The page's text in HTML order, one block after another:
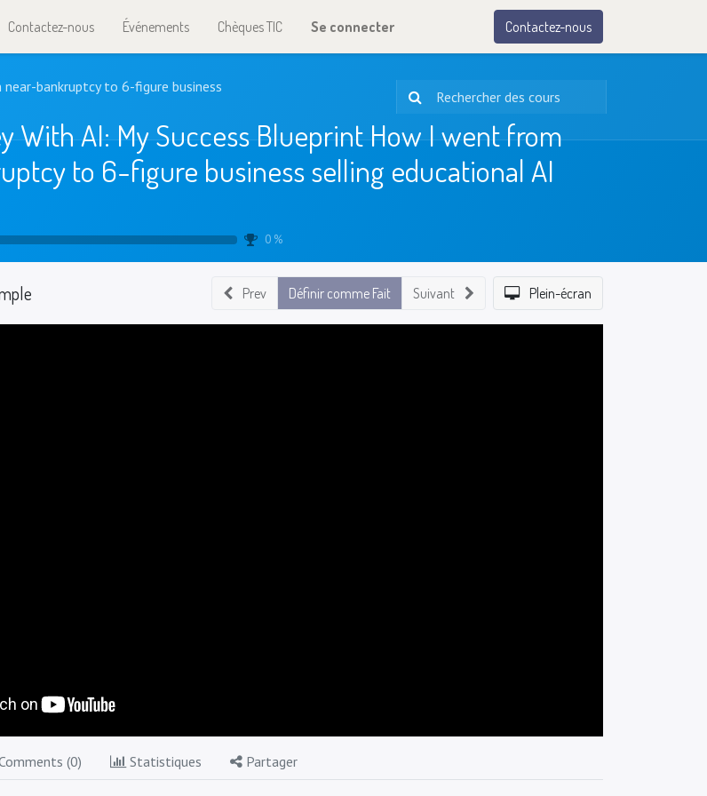
Contactez-nous Événements Chèques TIC Se connecter Contactez-nous
bankruptcy to 6-figure business
With AI: My Success Blueprint How I went from
to 6-figure business selling educational AI
0 %
Prev Définir comme Fait Suivant Plein-écran
(0) Statistiques Partager